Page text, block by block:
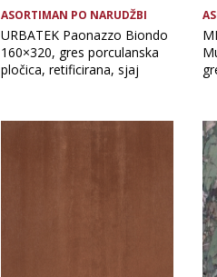
ASORTIMAN PO NARUDŽBI
URBATEK Paonazzo Biondo
160×320, gres porculanska
pločica, retificirana, sjaj